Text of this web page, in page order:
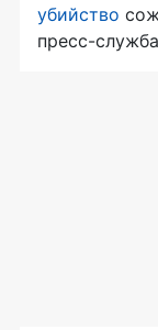
убийство
пресс-